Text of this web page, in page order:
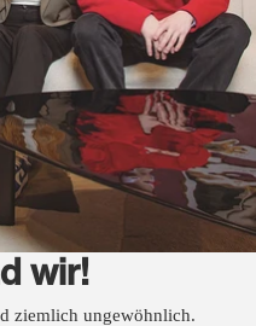
wir!
ziemlich ungewöhnlich.